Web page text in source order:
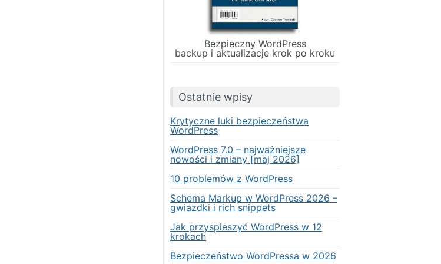
Bezpieczny WordPress
backup i aktualizacje krok po kroku
Ostatnie wpisy
Krytyczne luki bezpieczeństwa
WordPress
WordPress 7.0 – najważniejsze
nowości i zmiany [maj 2026]
10 problemów z WordPress
Schema Markup w WordPress 2026 –
gwiazdki i rich snippets
Jak przyspieszyć WordPress w 12
krokach
Bezpieczeństwo WordPressa w 2026